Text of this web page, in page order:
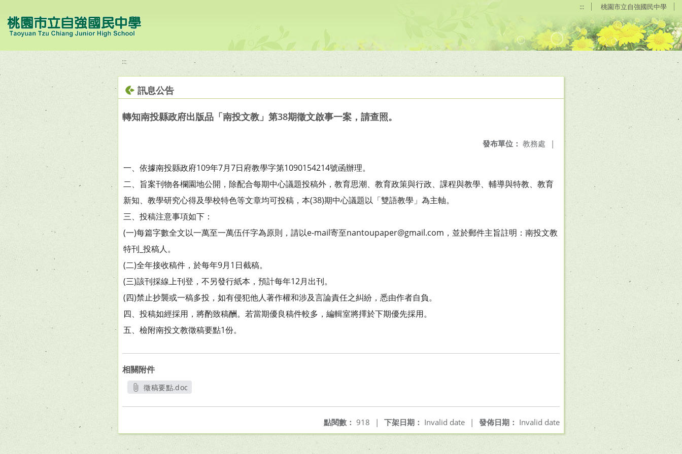
::: 桃園市立自強國民中學
:::
訊息公告
轉知南投縣政府出版品「南投文教」第38期徵文啟事一案，請查照。
發布單位： 教務處 |
一、依據南投縣政府109年7月7日府教學字第1090154214號函辦理。
二、旨案刊物各欄園地公開，除配合每期中心議題投稿外，教育思潮、教育政策與行政、課程與教學、輔導與特教、教育
新知、教學研究心得及學校特色等文章均可投稿，本(38)期中心議題以「雙語教學」為主軸。
三、投稿注意事項如下：
(一)每篇字數全文以一萬至一萬伍仟字為原則，請以e-mail寄至nantoupaper@gmail.com，並於郵件主旨註明：南投文教
特刊_投稿人。
(二)全年接收稿件，於每年9月1日截稿。
(三)該刊採線上刊登，不另發行紙本，預計每年12月出刊。
(四)禁止抄襲或一稿多投，如有侵犯他人著作權和涉及言論責任之糾紛，悉由作者自負。
四、投稿如經採用，將酌致稿酬。若當期優良稿件較多，編輯室將擇於下期優先採用。
五、檢附南投文教徵稿要點1份。
相關附件
徵稿要點.doc
發佈日期： Invalid date
下架日期： Invalid date |
點閱數： 918 |